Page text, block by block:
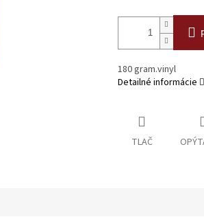
180 gram.vinyl
Detailné informácie
TLAČ